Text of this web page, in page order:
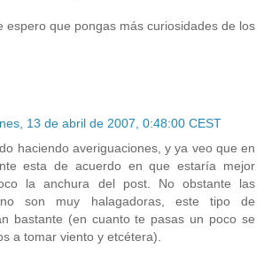
espero que pongas más curiosidades de los
13 de abril de 2007, 0:48:00 CEST
haciendo averiguaciones, y ya veo que en
esta de acuerdo en que estaría mejor
la anchura del post. No obstante las
no son muy halagadoras, este tipo de
bastante (en cuanto te pasas un poco se
a tomar viento y etcétera).